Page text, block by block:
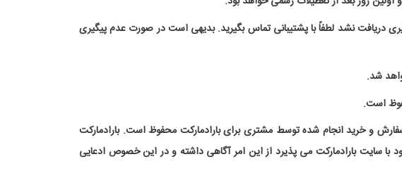
دریافت نشد لطفاً با پشتیبانی تماس بگیرید. بدیهی است در صورت عدم پیگیری
است.
و خرید انجام شده توسط مشتری برای بارادمارکت محفوظ است. بارادمارکت
با ورود با سایت بارادمارکت می پذیرد از این امر آگاهی داشته و در این خصوص ادعایی